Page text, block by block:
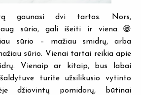
gaunasi dvi tartos. Nors,
sūrio, gali išeiti ir viena.😁
sūrio – mažiau smidrų, arba
sūrio. Vienai tartai reikia apie
Vienaip ar kitaip, bus labai
turite užsilikusio vytinto
džiovintų pomidorų, būtinai